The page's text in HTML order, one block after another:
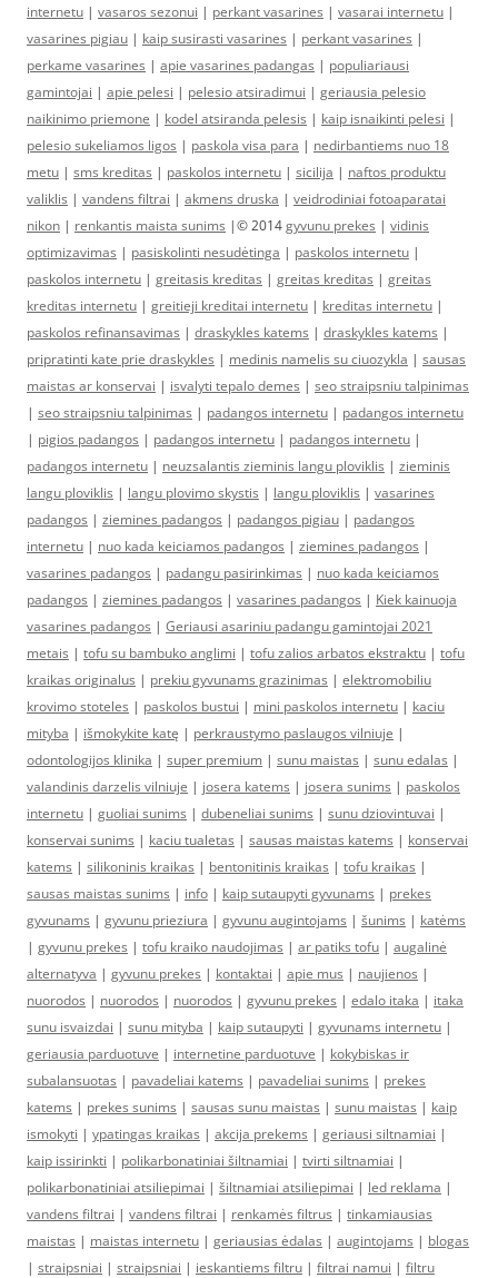
internetu | vasaros sezonui | perkant vasarines | vasarai internetu |
vasarines pigiau | kaip susirasti vasarines | perkant vasarines |
perkame vasarines | apie vasarines padangas | populiariausi
gamintojai | apie pelesi | pelesio atsiradimui | geriausia pelesio
naikinimo priemone | kodel atsiranda pelesis | kaip isnaikinti pelesi |
pelesio sukeliamos ligos | paskola visa para | nedirbantiems nuo 18
metu | sms kreditas | paskolos internetu | sicilija | naftos produktu
valiklis | vandens filtrai | akmens druska | veidrodiniai fotoaparatai
nikon | renkantis maista sunims |© 2014gyvunu prekes | vidinis
optimizavimas | pasiskolinti nesudėtinga | paskolos internetu |
paskolos internetu | greitasis kreditas | greitas kreditas | greitas
kreditas internetu | greitieji kreditai internetu | kreditas internetu |
paskolos refinansavimas | draskykles katems | draskykles katems |
pripratinti kate prie draskykles | medinis namelis su ciuozykla | sausas
maistas ar konservai | isvalyti tepalo demes | seo straipsniu talpinimas
| seo straipsniu talpinimas | padangos internetu | padangos internetu
| pigios padangos | padangos internetu | padangos internetu |
padangos internetu | neuzsalantis zieminis langu ploviklis | zieminis
langu ploviklis | langu plovimo skystis | langu ploviklis | vasarines
padangos | ziemines padangos | padangos pigiau | padangos
internetu | nuo kada keiciamos padangos | ziemines padangos |
vasarines padangos | padangu pasirinkimas | nuo kada keiciamos
padangos | ziemines padangos | vasarines padangos | Kiek kainuoja
vasarines padangos | Geriausi asariniu padangu gamintojai 2021
metais | tofu su bambuko anglimi | tofu zalios arbatos ekstraktu | tofu
kraikas originalus | prekiu gyvunams grazinimas | elektromobiliu
krovimo stoteles | paskolos bustui | mini paskolos internetu | kaciu
mityba | išmokykite katę | perkraustymo paslaugos vilniuje |
odontologijos klinika | super premium | sunu maistas | sunu edalas |
valandinis darzelis vilniuje | josera katems | josera sunims | paskolos
internetu | guoliai sunims | dubeneliai sunims | sunu dziovintuvai |
konservai sunims | kaciu tualetas | sausas maistas katems | konservai
katems | silikoninis kraikas | bentonitinis kraikas | tofu kraikas |
sausas maistas sunims | info | kaip sutaupyti gyvunams | prekes
gyvunams | gyvunu prieziura | gyvunu augintojams | šunims | katėms
| gyvunu prekes | tofu kraiko naudojimas | ar patiks tofu | augalinė
alternatyva | gyvunu prekes | kontaktai | apie mus | naujienos |
nuorodos | nuorodos | nuorodos | gyvunu prekes | edalo itaka | itaka
sunu isvaizdai | sunu mityba | kaip sutaupyti | gyvunams internetu |
geriausia parduotuve | internetine parduotuve | kokybiskas ir
subalansuotas | pavadeliai katems | pavadeliai sunims | prekes
katems | prekes sunims | sausas sunu maistas | sunu maistas | kaip
ismokyti | ypatingas kraikas | akcija prekems | geriausi siltnamiai |
kaip issirinkti | polikarbonatiniai šiltnamiai | tvirti siltnamiai |
polikarbonatiniai atsiliepimai | šiltnamiai atsiliepimai | led reklama |
vandens filtrai | vandens filtrai | renkamės filtrus | tinkamiausias
maistas | maistas internetu | geriausias ėdalas | augintojams | blogas
| straipsniai | straipsniai | ieskantiems filtru | filtrai namui | filtru